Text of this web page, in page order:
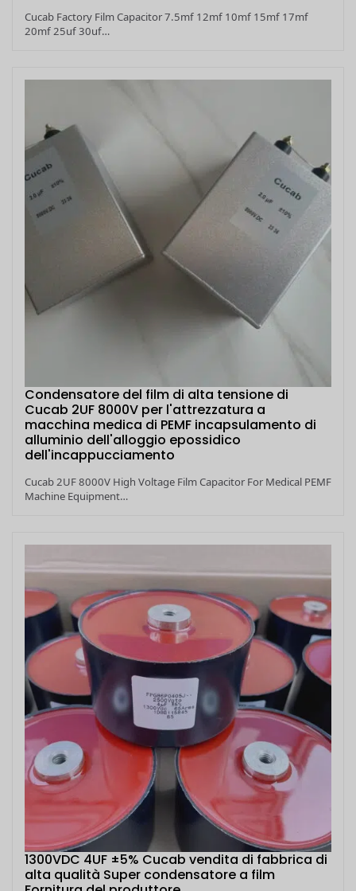
Cucab Factory Film Capacitor 7.5mf 12mf 10mf 15mf 17mf
20mf 25uf 30uf…
Condensatore del film di alta tensione di
Cucab 2UF 8000V per l'attrezzatura a
macchina medica di PEMF incapsulamento di
alluminio dell'alloggio epossidico
dell'incappucciamento
Cucab 2UF 8000V High Voltage Film Capacitor For Medical PEMF
Machine Equipment…
1300VDC 4UF ±5% Cucab vendita di fabbrica di
alta qualità Super condensatore a film